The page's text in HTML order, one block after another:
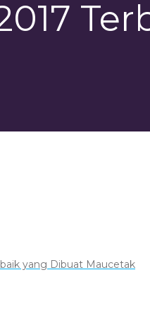
yang Dibuat Maucetak